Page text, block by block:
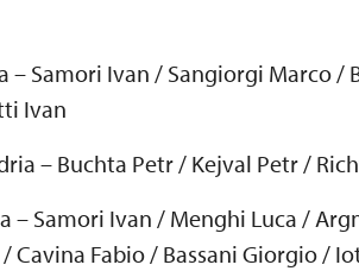
– Samori Ivan / Sangiorgi Marco /
Ivan
– Buchta Petr / Kejval Petr /
– Samori Ivan / Menghi Luca /
Cavina Fabio / Bassani Giorgio /